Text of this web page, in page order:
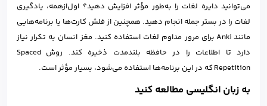
می‌توانید دایره لغات را به‌طور مؤثر افزایش دهید؟ اول‌ازهمه، یادگیری
لغات را در بستر جمله انجام دهید. همچنین از فلش کارت‌ها یا برنامه‌هایی
مانند Anki برای مرور مداوم لغات استفاده کنید. مغز انسان به تکرار نیاز
دارد تا اطلاعات را در حافظه بلندمدت ذخیره کند. روش Spaced
Repetition که در این برنامه‌ها استفاده می‌شود، بسیار مؤثر است.
به زبان انگلیسی مطالعه کنید